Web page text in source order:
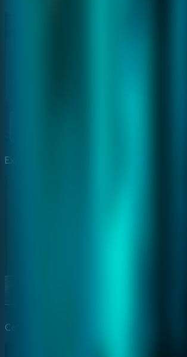
Explore House 23 e procure pistas
Colete objetos uteis e descubra onde eles